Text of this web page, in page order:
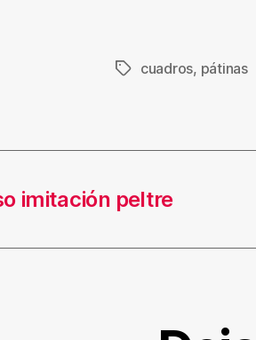
Etiquetas
cuadros, pátinas
imitación peltre